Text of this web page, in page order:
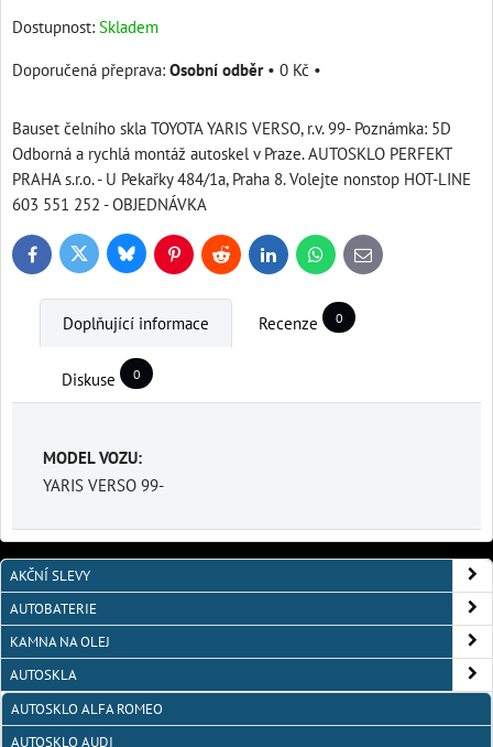
Dostupnost: Skladem
Osobní odběr • 0 Kč •
Bauset čelního skla TOYOTA YARIS VERSO, r.v. 99- Poznámka: 5D
Odborná a rychlá montáž autoskel v Praze. AUTOSKLO PERFEKT
PRAHA s.r.o. - U Pekařky 484/1a, Praha 8. Volejte nonstop HOT-LINE
603 551 252 - OBJEDNÁVKA
FacebookTwitter BlueskyPinterestReddit LinkedInWhatsApp
E-
mail
Doplňující informace Recenze 0
Diskuse 0
MODEL VOZU:
YARIS VERSO 99-
AKČNÍ SLEVY
AUTOBATERIE
KAMNA NA OLEJ
AUTOSKLA
AUTOSKLO ALFA ROMEO
AUTOSKLO AUDI